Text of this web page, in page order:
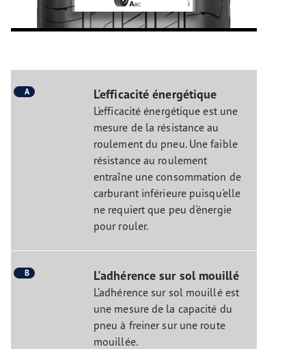
A L'efficacité énergétique
L'efficacité énergétique est une
mesure de la résistance au
roulement du pneu. Une faible
résistance au roulement
entraîne une consommation de
carburant inférieure puisqu'elle
ne requiert que peu d'énergie
pour rouler.
B L'adhérence sur sol mouillé
L’adhérence sur sol mouillé est
une mesure de la capacité du
pneu à freiner sur une route
mouillée.